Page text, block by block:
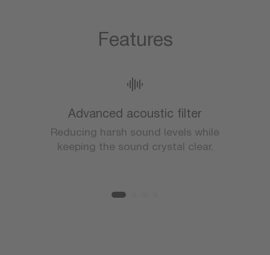
Features
Advanced acoustic filter
Reducing harsh sound levels while
keeping the sound crystal clear.